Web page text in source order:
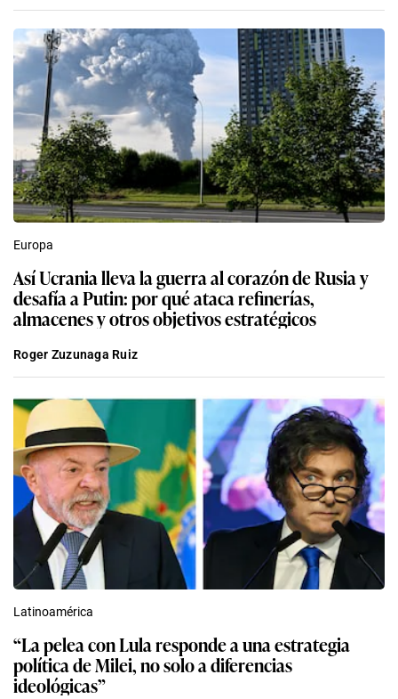
Europa
Así Ucrania lleva la guerra al corazón de Rusia y
desafía a Putin: por qué ataca refinerías,
almacenes y otros objetivos estratégicos
Roger Zuzunaga Ruiz
Latinoamérica
“La pelea con Lula responde a una estrategia
política de Milei, no solo a diferencias
ideológicas”